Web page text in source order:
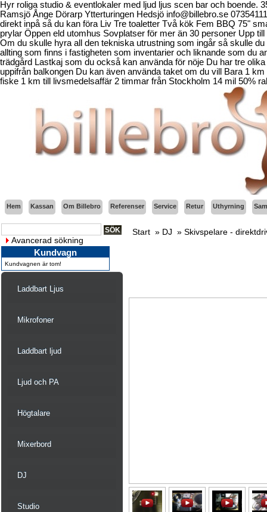
Hyr roliga studio & eventlokaler med ljud ljus scen bar och
Ramsjö Ånge Dörarp Ytterturingen Hedsjö info@billebro.se
direkt inpå så du kan föra Liv Tre toaletter Två kök Fem BBQ 75"
prylar Öppen eld utomhus Sovplatser för mer än 30 personer Upp
Om du skulle hyra all den tekniska utrustning som ingår så skulle
allting som finns i fastigheten som inventarier och liknande som du
trädgård Lastkaj som du också kan använda för nöje Du har tre
uppifrån balkongen Du kan även använda taket om du vill Bara 1
fiske 1 km till livsmedelsaffär 2 timmar från Stockholm 14 mil 50%
Hem Kassan Om Billebro Referenser Service Retur Uthyrning
Avancerad sökning
Kundvagn
Kundvagnen är tom!
Laddbart Ljus
Mikrofoner
Laddbart ljud
Ljud och PA
Högtalare
Mixerbord
DJ
Studio
Start » DJ » Skivspelare -